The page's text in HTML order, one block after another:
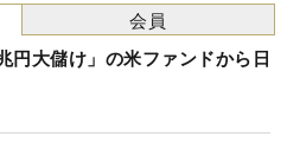
円大儲け」の米ファンドから日
会員